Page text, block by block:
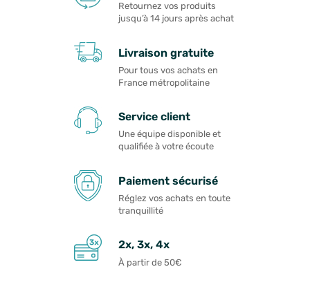
Retournez vos produits
jusqu’à 14 jours après achat
Livraison gratuite
Pour tous vos achats en
France métropolitaine
Service client
Une équipe disponible et
qualifiée à votre écoute
Paiement sécurisé
Réglez vos achats en toute
tranquillité
2x, 3x, 4x
À partir de 50€